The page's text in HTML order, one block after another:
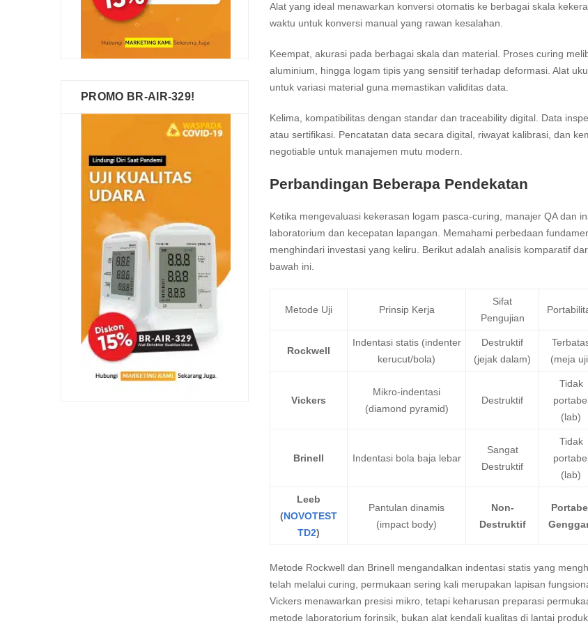
Alat yang ideal menawarkan konversi otomatis ke berbagai skala
waktu untuk konversi manual yang rawan kesalahan.
Keempat, akurasi pada berbagai skala dan material. Proses curing
aluminium, hingga logam tipis yang sensitif terhadap deformasi. Alat
untuk variasi material guna memastikan validitas data.
Kelima, kompatibilitas dengan standar dan traceability digital. Data
atau sertifikasi. Pencatatan data secara digital, riwayat kalibrasi, dan
negotiable untuk manajemen mutu modern.
Perbandingan Beberapa Pendekatan
Ketika mengevaluasi kekerasan logam pasca-curing, manajer QA dan
laboratorium dan kecepatan lapangan. Memahami perbedaan
menghindari investasi yang keliru. Berikut adalah analisis komparatif
bawah ini.
Metode Uji Prinsip Kerja
Sifat
Pengujian
Rockwell
Indentasi statis (indenter
kerucut/bola)
Destruktif
(jejak dalam)
(meja
Vickers
Mikro-indentasi
(diamond pyramid)
Destruktif
Tidak
(lab)
Brinell Indentasi bola baja lebar
Sangat
Destruktif
Tidak
(lab)
Leeb
(NOVOTEST
TD2)
Pantulan dinamis
(impact body)
Non-
Destruktif
Metode Rockwell dan Brinell mengandalkan indentasi statis yang
telah melalui curing, permukaan sering kali merupakan lapisan
Vickers menawarkan presisi mikro, tetapi keharusan preparasi
metode laboratorium forinsik, bukan alat kendali kualitas di lantai
PROMO BR-AIR-329!